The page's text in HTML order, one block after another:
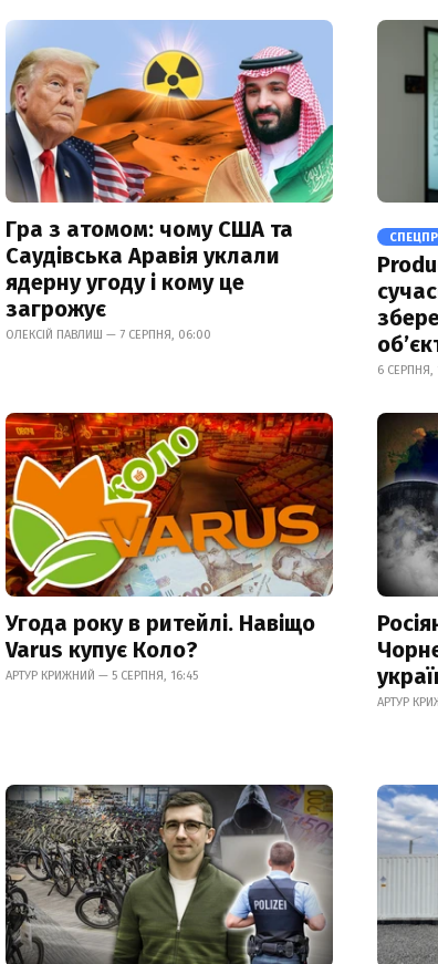
Гра з атомом: чому США та
Саудівська Аравія уклали
ядерну угоду і кому це
загрожує
ОЛЕКСІЙ ПАВЛИШ — 7 СЕРПНЯ, 06:00
6 СЕРПНЯ,
Угода року в ритейлі. Навіщо
Varus купує Коло?
АРТУР КРИЖНИЙ — 5 СЕРПНЯ, 16:45
АРТУР